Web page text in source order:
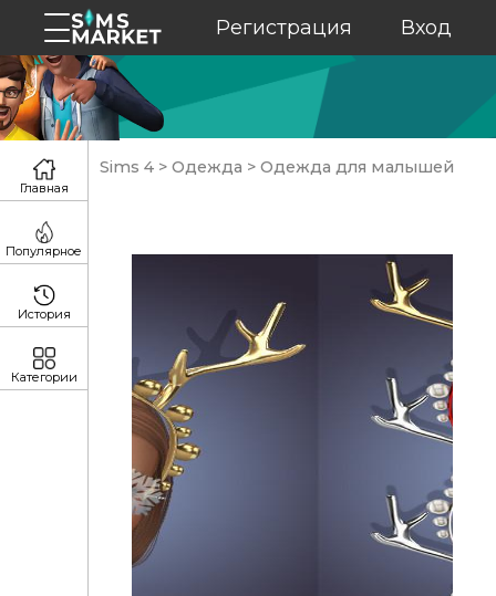
Регистрация Вход
Sims 4 > Одежда > Одежда для малышей
Главная
Популярное
История
Категории